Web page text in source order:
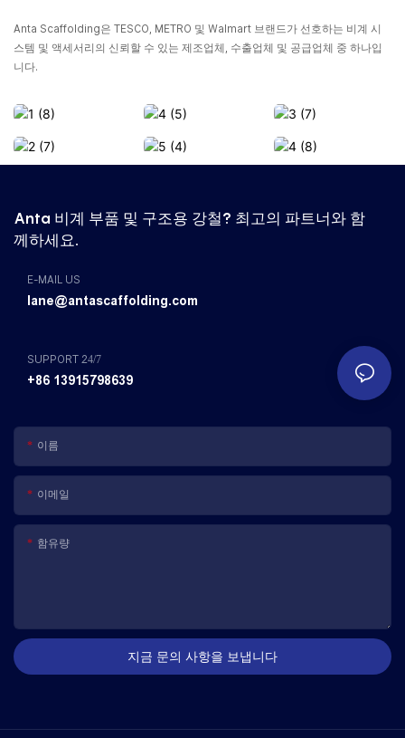
Anta Scaffolding은 TESCO, METRO 및 Walmart 브랜드가 선호하는 비계 시
스템 및 액세서리의 신뢰할 수 있는 제조업체, 수출업체 및 공급업체 중 하나입
니다.
Anta 비계 부품 및 구조용 강철? 최고의 파트너와 함
께하세요.
E-MAIL US
lane@antascaffolding.com
SUPPORT 24/7
+86 13915798639
이름
이메일
함유량
지금 문의 사항을 보냅니다